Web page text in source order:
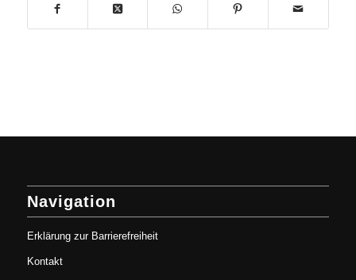
Navigation
Erklärung zur Barrierefreiheit
Kontakt